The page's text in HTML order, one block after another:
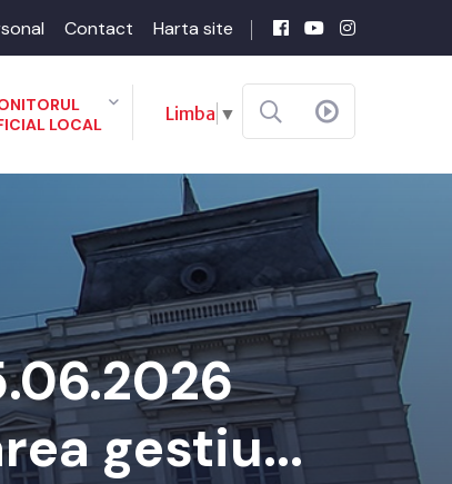
Contact Harta site
LOCAL
Limba ▼
gestiu...